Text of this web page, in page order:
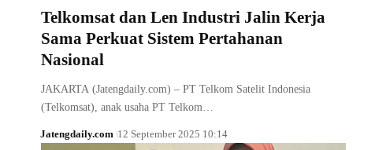
Telkomsat dan Len Industri Jalin Kerja
Sama Perkuat Sistem Pertahanan
Nasional
JAKARTA (Jatengdaily.com) – PT Telkom Satelit Indonesia
(Telkomsat), anak usaha PT Telkom…
Jatengdaily.com 12 September 2025 10:14